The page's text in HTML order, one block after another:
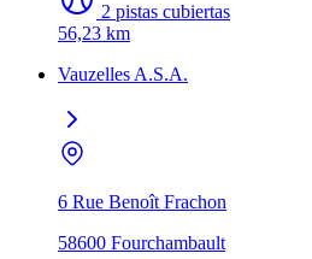
2 pistas cubiertas
56,23 km
Vauzelles A.S.A.
6 Rue Benoît Frachon
58600 Fourchambault